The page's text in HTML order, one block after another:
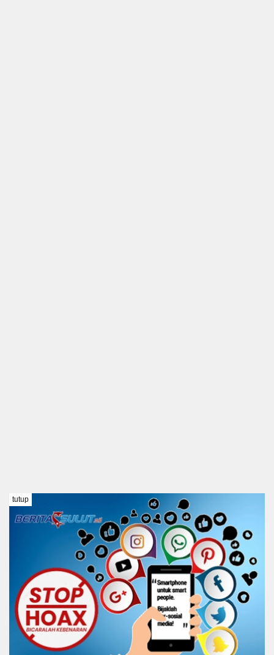
TENTANG KAMI REDAKSI
DISCLAIMER
PEDOMAN MEDIA SIBER
KODE ETIK
tutup